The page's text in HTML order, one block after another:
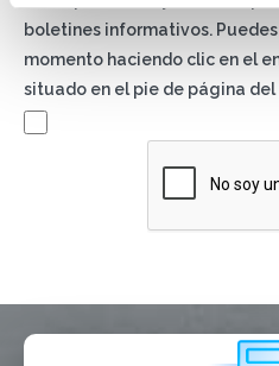
boletines informativos.
momento haciendo clic en el
situado en el pie de página